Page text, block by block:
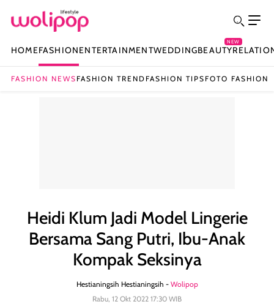
HOMEFASHIONENTERTAINMENTWEDDINGBEAUTY
NEW
FASHION NEWS FASHION TREND FASHION TIPS FOTO FASHION
Heidi Klum Jadi Model Lingerie
Bersama Sang Putri, Ibu-Anak
Kompak Seksinya
Hestianingsih Hestianingsih - Wolipop
Rabu, 12 Okt 2022 17:30 WIB